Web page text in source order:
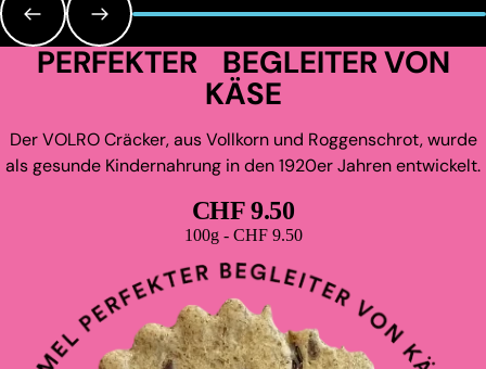
PERFEKTER BEGLEITER VON
KÄSE
Der VOLRO Cräcker, aus Vollkorn und Roggenschrot, wurde
als gesunde Kindernahrung in den 1920er Jahren entwickelt.
CHF 9.50
Grundpreis
100g - CHF 9.50